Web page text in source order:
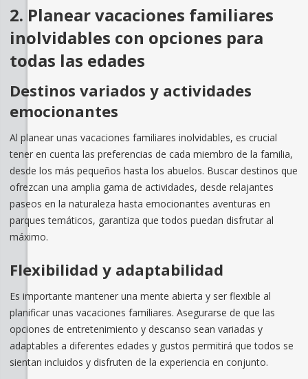
2. Planear vacaciones familiares
inolvidables con opciones para
todas las edades
Destinos variados y actividades
emocionantes
Al planear unas vacaciones familiares inolvidables, es crucial
tener en cuenta las preferencias de cada miembro de la familia,
desde los más pequeños hasta los abuelos. Buscar destinos que
ofrezcan una amplia gama de actividades, desde relajantes
paseos en la naturaleza hasta emocionantes aventuras en
parques temáticos, garantiza que todos puedan disfrutar al
máximo.
Flexibilidad y adaptabilidad
Es importante mantener una mente abierta y ser flexible al
planificar unas vacaciones familiares. Asegurarse de que las
opciones de entretenimiento y descanso sean variadas y
adaptables a diferentes edades y gustos permitirá que todos se
sientan incluidos y disfruten de la experiencia en conjunto.